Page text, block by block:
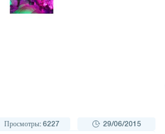
Просмотры: 6227 29/06/2015